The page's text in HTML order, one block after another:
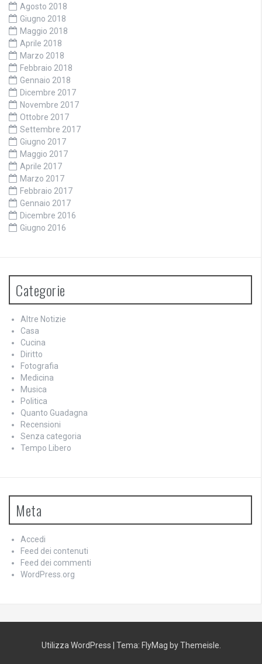
Agosto 2018
Giugno 2018
Maggio 2018
Aprile 2018
Marzo 2018
Febbraio 2018
Gennaio 2018
Dicembre 2017
Novembre 2017
Ottobre 2017
Settembre 2017
Giugno 2017
Maggio 2017
Aprile 2017
Marzo 2017
Febbraio 2017
Gennaio 2017
Dicembre 2016
Giugno 2016
Categorie
Altre Notizie
Casa
Cucina
Diritto
Fotografia
Medicina
Musica
Politica
Quanto Guadagna
Recensioni
Senza categoria
Tempo Libero
Meta
Accedi
Feed dei contenuti
Feed dei commenti
WordPress.org
Utilizza WordPress Tema: FlyMag by Themeisle.